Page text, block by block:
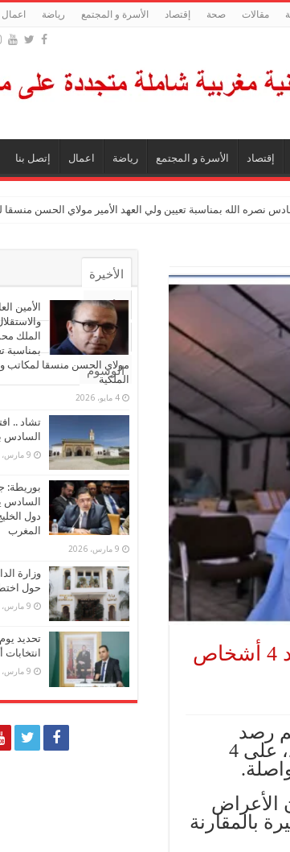
مقالات صحة إقتصاد الأسرة و المجتمع رياضة اعمال
إقتصاد الأسرة و المجتمع رياضة اعمال إتصل بنا
نصره الله بمناسبة تعيين ولي العهد الأمير مولاي الحسن منسقا
عضو في لجنة التلقيح.. ظهور أعراض جانبية عند 4 أشخاص
رصد
أعراض جانبية للقاحات ضد فيروس كورونا المستجد، على 4
الأعراض
بالمقارنة
الأخيرة
الأشهر
تعليقات
الوسوم
الأمين
الملك
بمناسبة
مولاي الحسن منسقا لمكاتب
الملكية
4 مايو، 2026
تشاد ..
السادس
9 مارس، 2026
بوريطة:
السادس
دول
المغرب
9 مارس، 2026
وزارة
حول
9 مارس، 2026
9 مارس، 2026